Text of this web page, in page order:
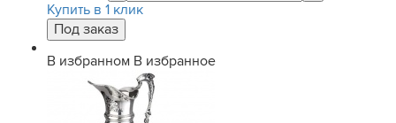
Купить в 1 клик
В избранном В избранное